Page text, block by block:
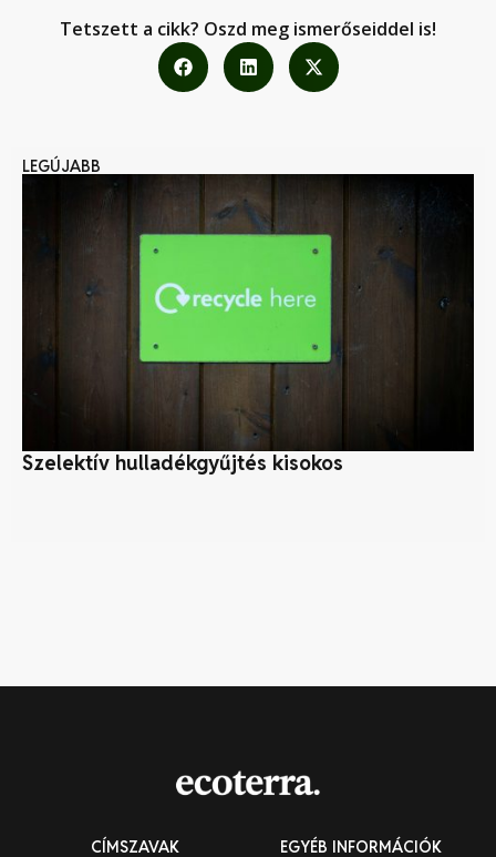
Tetszett a cikk? Oszd meg ismerőseiddel is!
LEGÚJABB
Szelektív hulladékgyűjtés kisokos
CÍMSZAVAK EGYÉB INFORMÁCIÓK